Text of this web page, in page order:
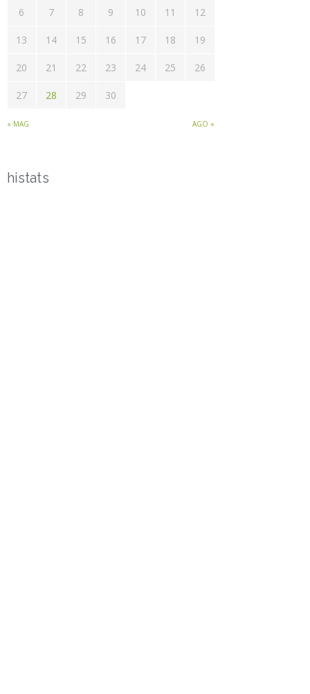
« MAG AGO »
6 7 8 9 10 11 12
13 14 15 16 17 18 19
20 21 22 23 24 25 26
27 28 29 30
histats